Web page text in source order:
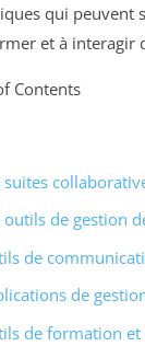
qui peuvent
et à interagir
Contents
suites
outils de gestion
de
de
de formation